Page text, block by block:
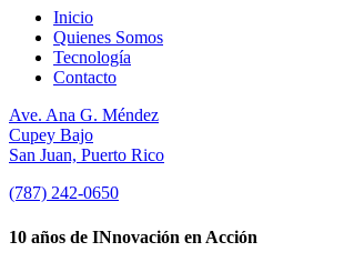
Inicio
Quienes Somos
Tecnología
Contacto
Ave. Ana G. Méndez
Cupey Bajo
San Juan, Puerto Rico
(787) 242-0650
10 años de INnovación en Acción